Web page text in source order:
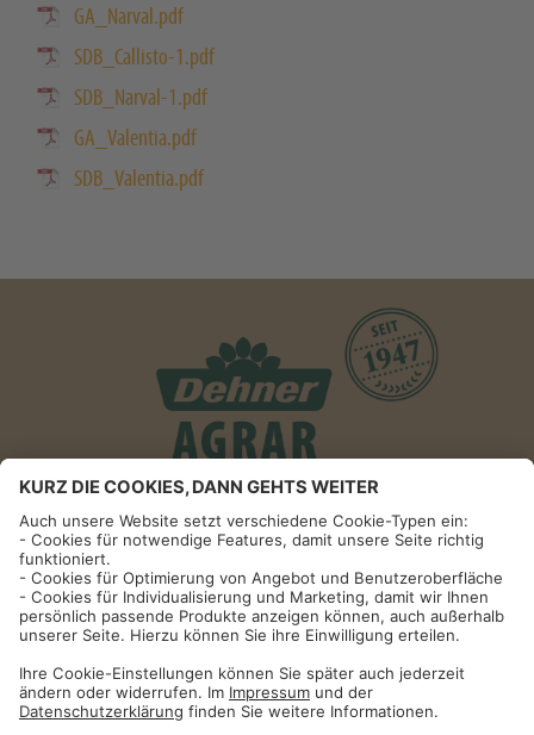
GA_Narval.pdf
SDB_Callisto-1.pdf
SDB_Narval-1.pdf
GA_Valentia.pdf
SDB_Valentia.pdf
Informationen
Impressum
Datenschutzhinweise
AGB und Widerrufsbelehrung
Dehner Unternehmen